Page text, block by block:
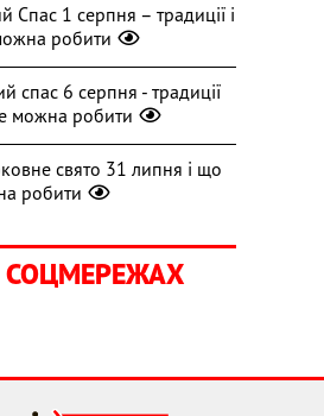
Спас 1 серпня – традиції і
робити
спас 6 серпня - традиції
можна робити
свято 31 липня і що
робити